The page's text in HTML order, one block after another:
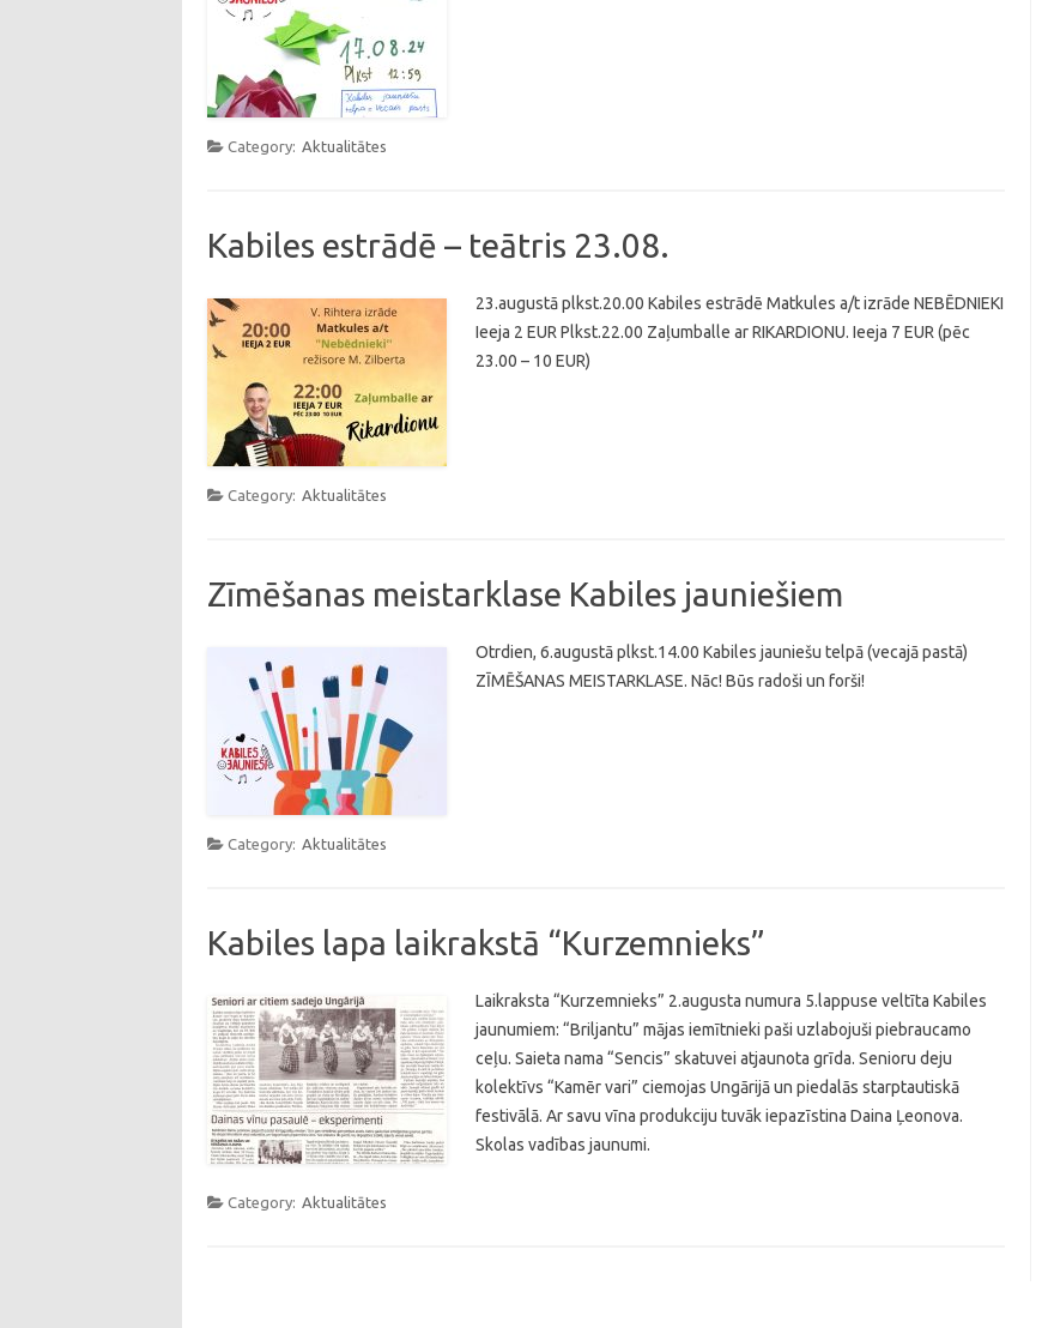
Category: Aktualitātes
Kabiles estrādē – teātris 23.08.
23.augustā plkst.20.00 Kabiles estrādē Matkules a/t izrāde NEBĒDNIEKI
Ieeja 2 EUR Plkst.22.00 Zaļumballe ar RIKARDIONU. Ieeja 7 EUR (pēc
23.00 – 10 EUR)
Category: Aktualitātes
Zīmēšanas meistarklase Kabiles jauniešiem
Otrdien, 6.augustā plkst.14.00 Kabiles jauniešu telpā (vecajā pastā)
ZĪMĒŠANAS MEISTARKLASE. Nāc! Būs radoši un forši!
Category: Aktualitātes
Kabiles lapa laikrakstā “Kurzemnieks”
Laikraksta “Kurzemnieks” 2.augusta numura 5.lappuse veltīta Kabiles
jaunumiem: “Briljantu” mājas iemītnieki paši uzlabojuši piebraucamo
ceļu. Saieta nama “Sencis” skatuvei atjaunota grīda. Senioru deju
kolektīvs “Kamēr vari” ciemojas Ungārijā un piedalās starptautiskā
festivālā. Ar savu vīna produkciju tuvāk iepazīstina Daina Ļeonova.
Skolas vadības jaunumi.
Category: Aktualitātes